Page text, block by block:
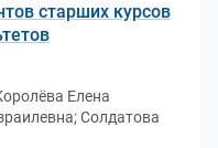
старших курсов
Елена
Солдатова